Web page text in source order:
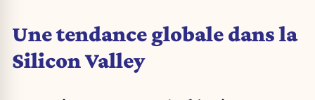
Une tendance globale dans la
Silicon Valley